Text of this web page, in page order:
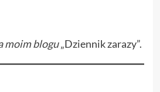
moim blogu„Dziennik zarazy”.